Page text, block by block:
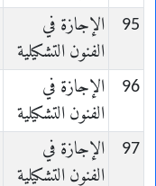
95
الإجازة في
الفنون التشكيلية
96
الإجازة في
الفنون التشكيلية
97
الإجازة في
الفنون التشكيلية